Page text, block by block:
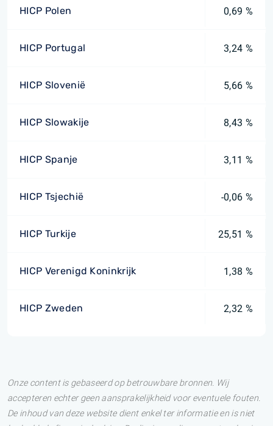
HICP Polen 0,69 %
HICP Portugal 3,24 %
HICP Slovenië 5,66 %
HICP Slowakije 8,43 %
HICP Spanje 3,11 %
HICP Tsjechië -0,06 %
HICP Turkije 25,51 %
HICP Verenigd Koninkrijk 1,38 %
HICP Zweden 2,32 %
Onze content is gebaseerd op betrouwbare bronnen. Wij
accepteren echter geen aansprakelijkheid voor eventuele fouten.
De inhoud van deze website dient enkel ter informatie en is niet